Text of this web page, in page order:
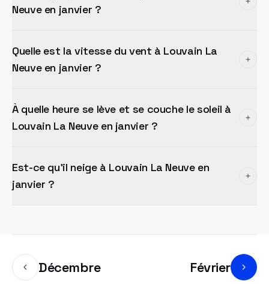
Neuve en janvier ?
Quelle est la vitesse du vent à Louvain La
Neuve en janvier ?
À quelle heure se lève et se couche le soleil à
Louvain La Neuve en janvier ?
Est-ce qu'il neige à Louvain La Neuve en
janvier ?
Décembre Février